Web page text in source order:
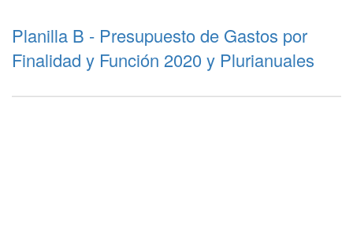
Planilla B - Presupuesto de Gastos por
Finalidad y Función 2020 y Plurianuales